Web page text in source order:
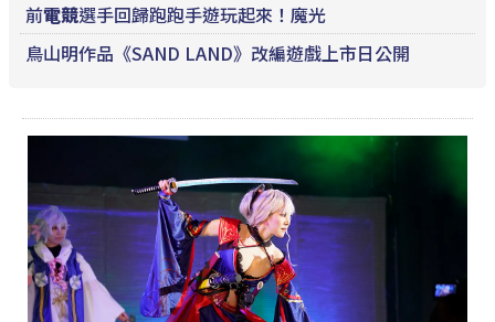
前電競選手回歸跑跑手遊玩起來！魔光
鳥山明作品《SAND LAND》改編遊戲上市日公開